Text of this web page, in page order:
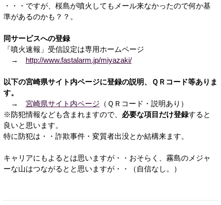
・・・ですが、桜島が噴火してもメール来なかったので何か基
準があるのかも？？。
同サービスへの登録
「噴火速報」受信設定は専用ホームページ
→
http://www.fastalarm.jp/miyazaki/
以下の宮崎県サイト内ページに登録の説明、ＱＲコード等ありま
す。
→ 宮崎県サイト内ページ （ＱＲコード・説明あり）
※防犯情報なども含まれますので、 必要な項目だけ登録すると
良いと思います。
特に防犯は・・詐欺事件・変質者出没とか結構来ます。
キャリアにもよるとは思いますが・・おそらく、霧島のメジャ
ーな山はつながるとと思いますが・・（自信なし。）